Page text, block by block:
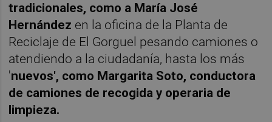
tradicionales, como a María José
Hernández en la oficina de la Planta de
Reciclaje de El Gorguel pesando camiones o
atendiendo a la ciudadanía, hasta los más
'nuevos', como Margarita Soto, conductora
de camiones de recogida y operaria de
limpieza.